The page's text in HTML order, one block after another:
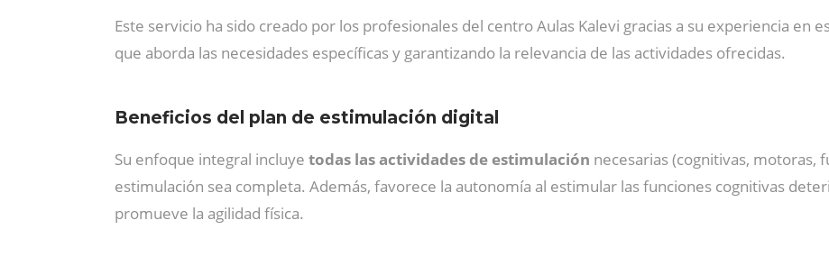
Este servicio ha sido creado por los profesionales del centro Aulas Kalevi gracias a su experiencia en
que aborda las necesidades específicas y garantizando la relevancia de las actividades ofrecidas.
Beneficios del plan de estimulación digital
Su enfoque integral incluye todas las actividades de estimulación necesarias (cognitivas, motoras,
estimulación sea completa. Además, favorece la autonomía al estimular las funciones cognitivas
promueve la agilidad física.